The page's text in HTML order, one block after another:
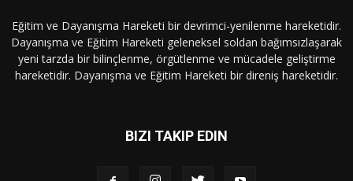
Eğitim ve Dayanışma Hareketi bir devrimci-yenilenme hareketidir.
Dayanışma ve Eğitim Hareketi geleneksel soldan bağımsızlaşarak
yeni tarzda bir bilinçlenme, örgütlenme ve mücadele geliştirme
hareketidir. Dayanışma ve Eğitim Hareketi bir direniş hareketidir.
BIZI TAKIP EDIN